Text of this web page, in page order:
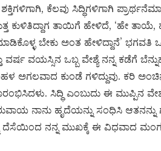
ಕೆಲವು ಸಿದ್ಧಿಗಳಿಗಾಗಿ
ಕುಳಿತಿದ್ದಾಗ ತಾಯಿಗೆ ಹೇಳಿದೆ, ‘ಹೇ ತಾಯೆ,
ಬೇಕು ಅಂತ ಹೇಳಿದ್ದಾನೆ’
ವರ್ಷ ವಯಸ್ಸಿನ ಒಬ್ಬ ವೇಶ್ಯೆ ನನ್ನ ಕಡೆಗೆ
ಅಗಲವಾದ ಕುಂಡೆ ಗಳಿದ್ದುವು. ಕರಿ
ಸಿದ್ಧಿ ಎಂಬುದು ಈ ಮುಪ್ಪಿನ
ನಾನು ಹೃದೆಯನ್ನು ಸಂಧಿಸಿ ಆತನನ್ನು
ದೆಸೆಯಿಂದ ನನ್ನ ಮುಖಕ್ಕೆ ಈ ವಿಧವಾದ